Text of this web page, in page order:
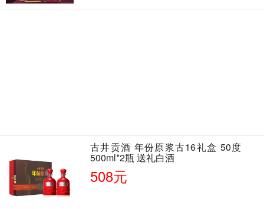
古井贡酒 年份原浆古16礼盒 50度
500ml*2瓶 送礼白酒
508元